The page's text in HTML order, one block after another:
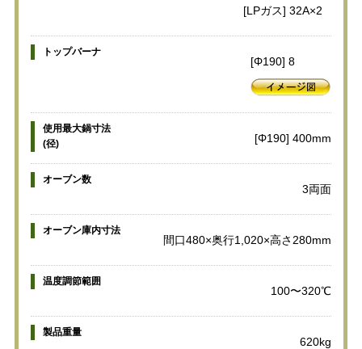
[LPガス] 32A×2
トップバーナ
[Φ190] 8
使用最大鍋寸法
(径)
[Φ190] 400mm
オーブン数
3両面
オーブン庫内寸法
間口480×奥行1,020×高さ280mm
温度調節範囲
100〜320℃
製品重量
620kg